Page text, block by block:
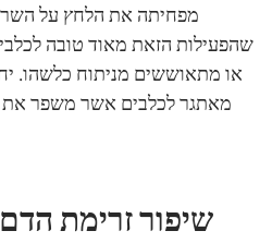
מפחיתה את הלחץ על
שהפעילות הזאת מאוד טובה
או מתאוששים מניתוח כלשהו.
מאתגר לכלבים אשר משפר את
שיפור זרימת